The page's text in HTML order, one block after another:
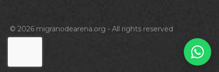
© 2026 migranodearena.org - All rights reserved